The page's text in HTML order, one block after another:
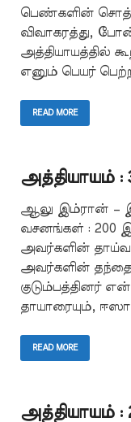
பெண்களின்
விவாகரத்து,
அத்தியாயத்தில்
எனும் பெயர்
READ MORE
அத்தியாயம்
ஆலு இம்ரான் –
வசனங்கள் : 200
அவர்களின்
அவர்களின்
குடும்பத்தினர்
தாயாரையும், ஈஸா
READ MORE
அத்தியாயம்